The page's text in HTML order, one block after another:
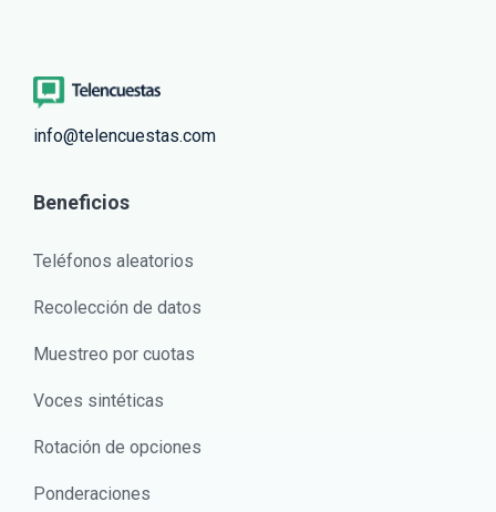
info@telencuestas.com
Beneficios
Teléfonos aleatorios
Recolección de datos
Muestreo por cuotas
Voces sintéticas
Rotación de opciones
Ponderaciones